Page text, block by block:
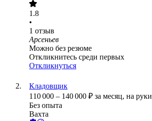
1.8
•
1 отзыв
Арсеньев
Можно без резюме
Откликнитесь среди первых
Откликнуться
Кладовщик
110 000 – 140 000 ₽ за месяц, на руки
Без опыта
Вахта